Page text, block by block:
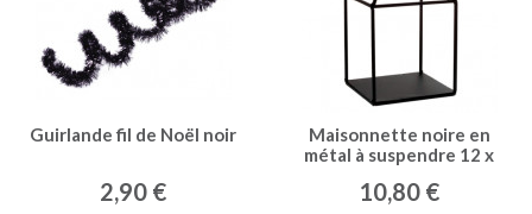
Guirlande fil de Noël noir
2,90 €
Maisonnette noire en
métal à suspendre 12 x
10,80 €